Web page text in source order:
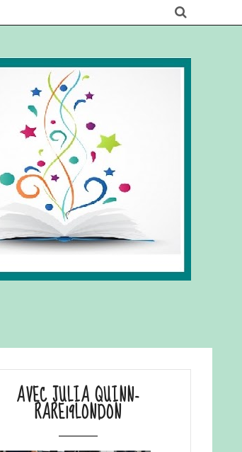
AVEC JULIA QUINN-
RARE19LONDON